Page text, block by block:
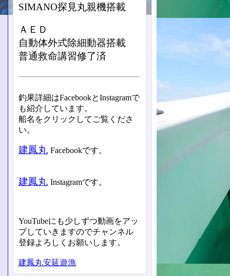
SIMANO探見丸親機搭載
ＡＥＤ
自動体外式除細動器搭載
普通救命講習修了済
釣果詳細はFacebookとInstagramで
も紹介しています。
船名をクリックしてご覧くださ
い。
建鳳丸 Facebookです。
建鳳丸 Instagramです。
YouTubeにも少しずつ動画をアッ
プしていきますのでチャンネル
登録よろしくお願いします。
建鳳丸安延遊漁